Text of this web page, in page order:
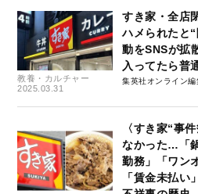
教養・カルチャー
2025.03.31
すき家・全店
ハメられたと
動をSNSが拡
入ってたら普
集英社オンライン編
〈すき家“事
なかった…「
勤務」「ワン
「賃金未払